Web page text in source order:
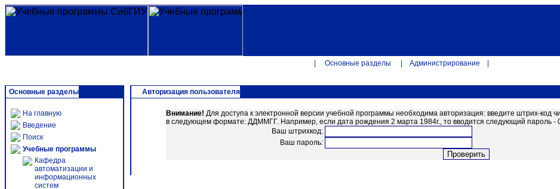
Основные разделы Администрирование
Основные разделы
На главную
Введение
Поиск
Учебные программы
Кафедра
автоматизации и
информационных
систем
Авторизация пользователя
Внимание! Для доступа к электронной версии учебной программы необходима авторизация: введите штрих-код
в следующем формате: ДДММГГ. Например, если дата рождения 2 марта 1984г., то вводится следующий пароль -
Ваш штрихкод:
Ваш пароль: